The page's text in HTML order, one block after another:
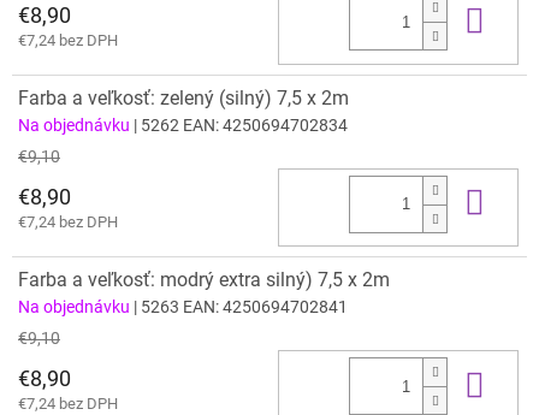
€8,90
€7,24 bez DPH
Farba a veľkosť: zelený (silný) 7,5 x 2m
Na objednávku | 5262 EAN:4250694702834
€9,10
€8,90
€7,24 bez DPH
Farba a veľkosť: modrý extra silný) 7,5 x 2m
Na objednávku | 5263 EAN:4250694702841
€9,10
€8,90
€7,24 bez DPH